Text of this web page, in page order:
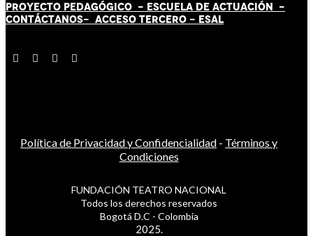
PROYECTO PEDAGÓGICO - ESCUELA DE ACTUACIÓN -
CONTÁCTANOS- ACCESO TERCERO - ESAL
Política de Privacidad y Confidencialidad - Términos y
Condiciones
FUNDACIÓN TEATRO NACIONAL
Todos los derechos reservados
Bogotá D.C - Colombia
2025.